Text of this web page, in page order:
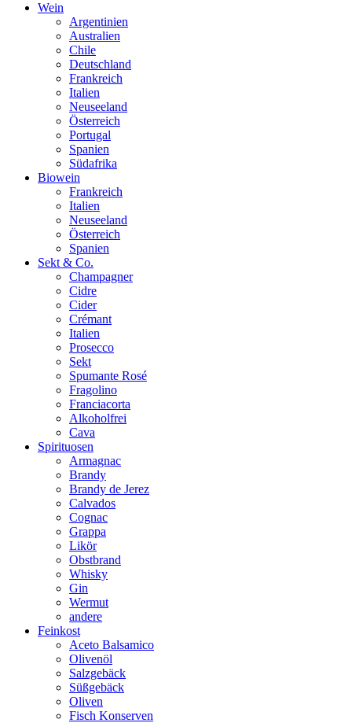
Wein
Argentinien
Australien
Chile
Deutschland
Frankreich
Italien
Neuseeland
Österreich
Portugal
Spanien
Südafrika
Biowein
Frankreich
Italien
Neuseeland
Österreich
Spanien
Sekt & Co.
Champagner
Cidre
Cider
Crémant
Italien
Prosecco
Sekt
Spumante Rosé
Fragolino
Franciacorta
Alkoholfrei
Cava
Spirituosen
Armagnac
Brandy
Brandy de Jerez
Calvados
Cognac
Grappa
Likör
Obstbrand
Whisky
Gin
Wermut
andere
Feinkost
Aceto Balsamico
Olivenöl
Salzgebäck
Süßgebäck
Oliven
Fisch Konserven